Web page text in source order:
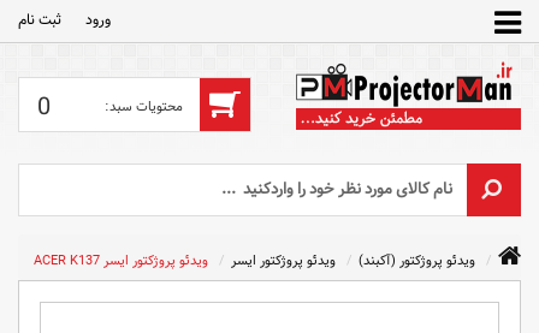
ورود ثبت‌ نام
0
ویدئو پروژکتور (آکبند) ویدئو پروژکتور ایسر ویدئو پروژکتور ایسر ACER K137